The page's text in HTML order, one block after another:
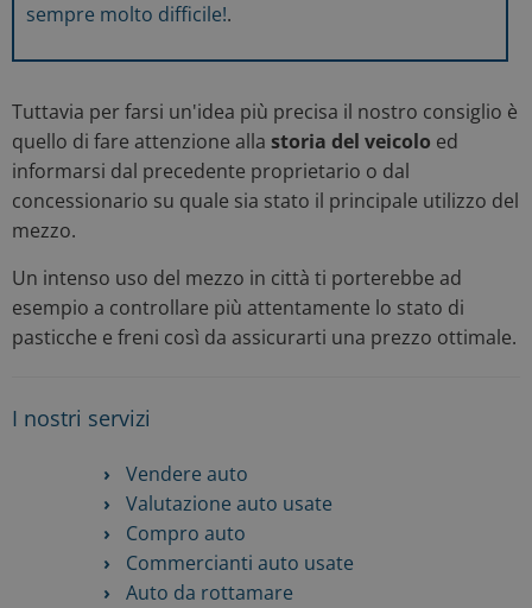
sempre molto difficile!.
Tuttavia per farsi un'idea più precisa il nostro consiglio è
quello di fare attenzione alla storia del veicolo ed
informarsi dal precedente proprietario o dal
concessionario su quale sia stato il principale utilizzo del
mezzo.
Un intenso uso del mezzo in città ti porterebbe ad
esempio a controllare più attentamente lo stato di
pasticche e freni così da assicurarti una prezzo ottimale.
I nostri servizi
Vendere auto
Valutazione auto usate
Compro auto
Commercianti auto usate
Auto da rottamare